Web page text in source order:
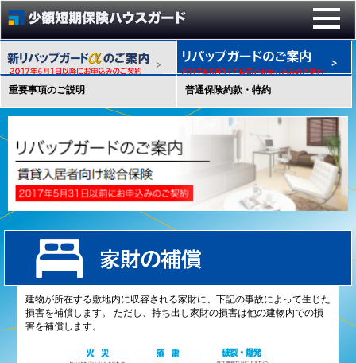
重要事項のご説明 普通保険約款・特約
建物が所在する敷地内に収容される家財に、下記の事故によって生じた
損害を補償します。 ただし、持ち出し家財の損害は他の建物内での損
害を補償します。